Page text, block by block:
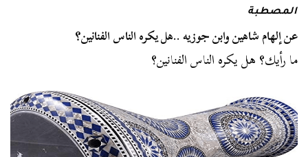
المصطبة
عن إلهام شاهين وابن جوزيه ..هل يكره الناس الفنانين؟
ما رأيك؟ هل يكره الناس الفنانين؟